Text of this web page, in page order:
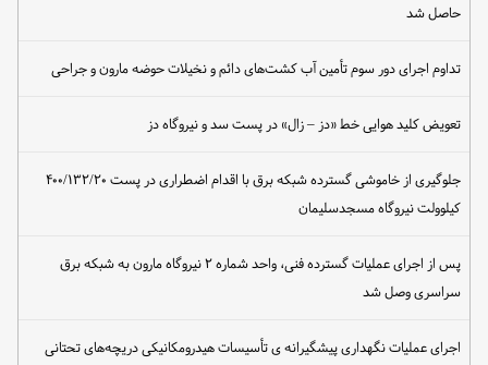
حاصل شد
تداوم اجرای دور سوم تأمین آب کشت‌های دائم و نخیلات حوضه مارون و جراحی
تعویض کلید هوایی خط «دز – زال» در پست سد و نیروگاه دز
جلوگیری از خاموشی گسترده شبکه برق با اقدام اضطراری در پست ۴۰۰/۱۳۲/۲۰
کیلوولت نیروگاه مسجدسلیمان
پس از اجرای عملیات گسترده فنی، واحد شماره ۲ نیروگاه مارون به شبکه برق
سراسری وصل شد
اجرای عملیات نگهداری پیشگیرانه ی تأسیسات هیدرومکانیکی دریچه‌های تحتانی